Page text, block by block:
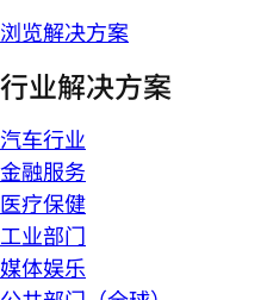
浏览解决方案
行业解决方案
汽车行业
金融服务
医疗保健
工业部门
媒体娱乐